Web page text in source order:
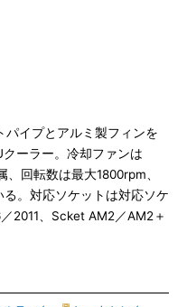
イプとアルミ製フィンを
ーラー。冷却ファンは
回転数は最大1800rpm、
。対応ソケットは対応ソケ
2011、Scket AM2／AM2＋